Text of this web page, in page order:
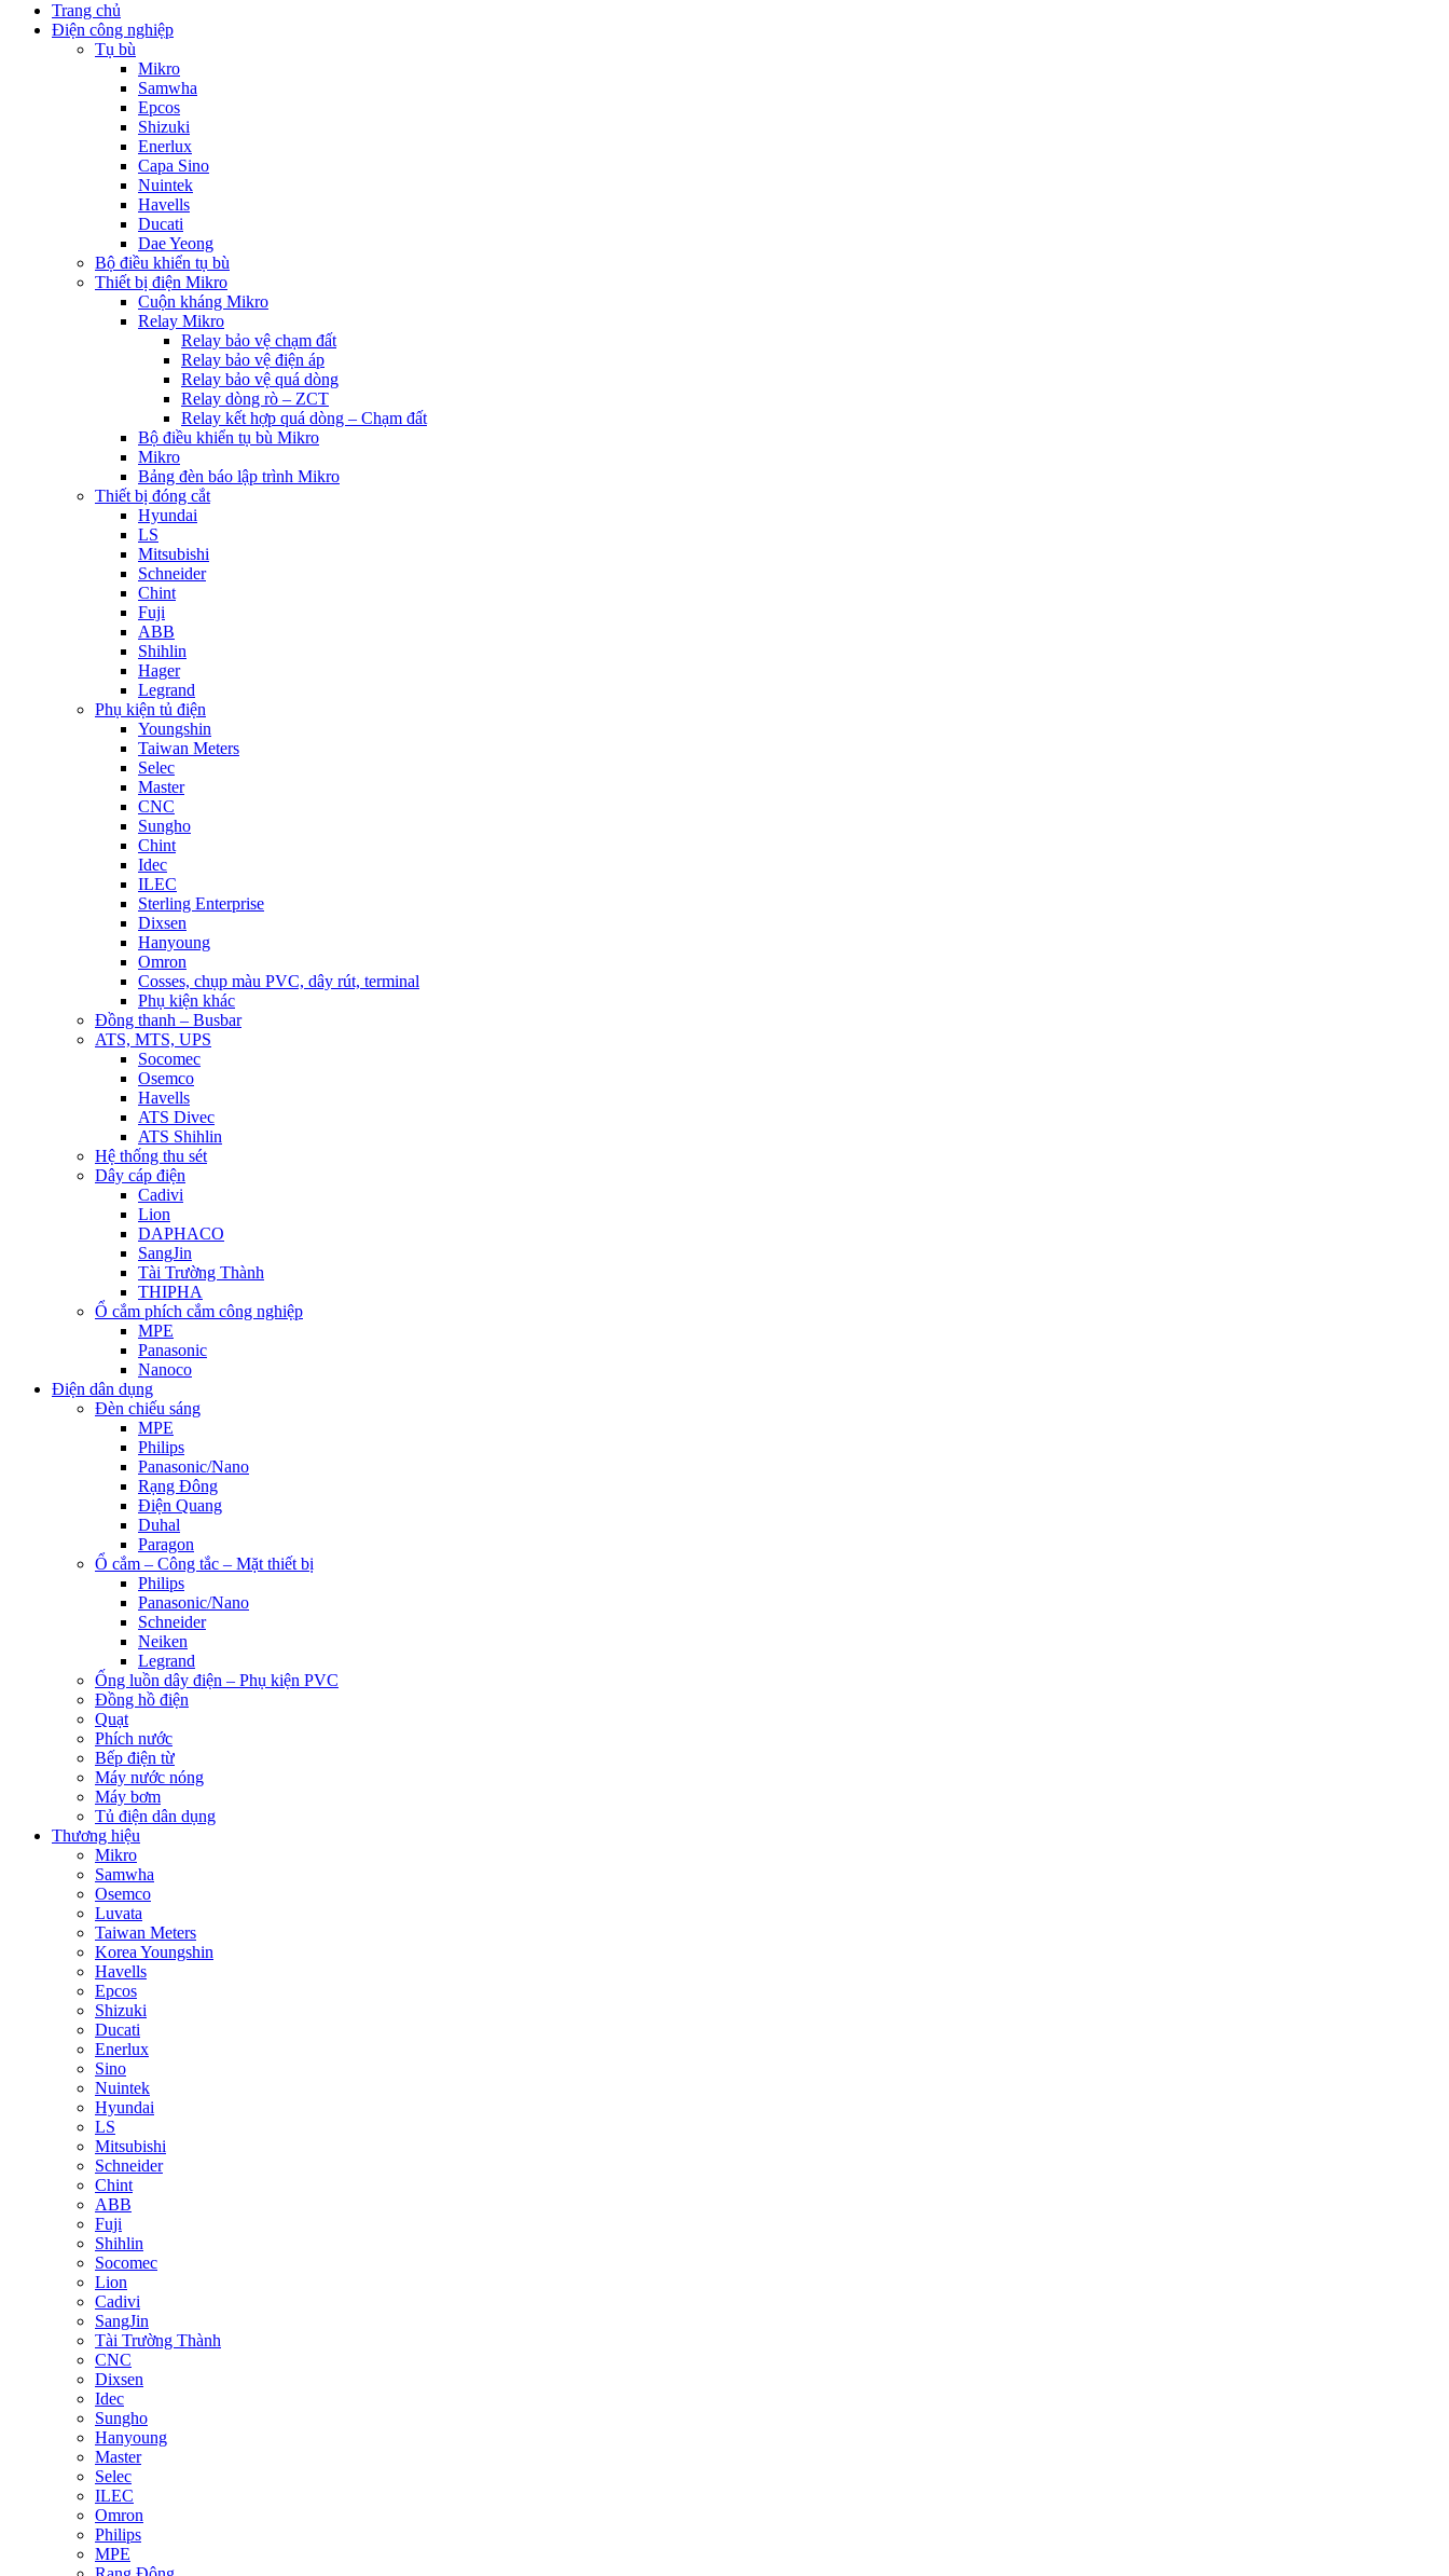
Trang chủ
Điện công nghiệp
Tụ bù
Mikro
Samwha
Epcos
Shizuki
Enerlux
Capa Sino
Nuintek
Havells
Ducati
Dae Yeong
Bộ điều khiển tụ bù
Thiết bị điện Mikro
Cuộn kháng Mikro
Relay Mikro
Relay bảo vệ chạm đất
Relay bảo vệ điện áp
Relay bảo vệ quá dòng
Relay dòng rò – ZCT
Relay kết hợp quá dòng – Chạm đất
Bộ điều khiển tụ bù Mikro
Mikro
Bảng đèn báo lập trình Mikro
Thiết bị đóng cắt
Hyundai
LS
Mitsubishi
Schneider
Chint
Fuji
ABB
Shihlin
Hager
Legrand
Phụ kiện tủ điện
Youngshin
Taiwan Meters
Selec
Master
CNC
Sungho
Chint
Idec
ILEC
Sterling Enterprise
Dixsen
Hanyoung
Omron
Cosses, chụp màu PVC, dây rút, terminal
Phụ kiện khác
Đồng thanh – Busbar
ATS, MTS, UPS
Socomec
Osemco
Havells
ATS Divec
ATS Shihlin
Hệ thống thu sét
Dây cáp điện
Cadivi
Lion
DAPHACO
SangJin
Tài Trường Thành
THIPHA
Ổ cắm phích cắm công nghiệp
MPE
Panasonic
Nanoco
Điện dân dụng
Đèn chiếu sáng
MPE
Philips
Panasonic/Nano
Rạng Đông
Điện Quang
Duhal
Paragon
Ổ cắm – Công tắc – Mặt thiết bị
Philips
Panasonic/Nano
Schneider
Neiken
Legrand
Ống luồn dây điện – Phụ kiện PVC
Đồng hồ điện
Quạt
Phích nước
Bếp điện từ
Máy nước nóng
Máy bơm
Tủ điện dân dụng
Thương hiệu
Mikro
Samwha
Osemco
Luvata
Taiwan Meters
Korea Youngshin
Havells
Epcos
Shizuki
Ducati
Enerlux
Sino
Nuintek
Hyundai
LS
Mitsubishi
Schneider
Chint
ABB
Fuji
Shihlin
Socomec
Lion
Cadivi
SangJin
Tài Trường Thành
CNC
Dixsen
Idec
Sungho
Hanyoung
Master
Selec
ILEC
Omron
Philips
MPE